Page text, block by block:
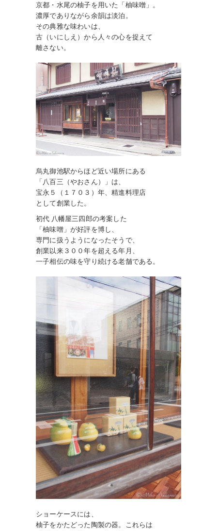
京都・水尾の柚子を用いた「柚味噌」。
濃厚でありながら余韻は淡泊。
その典雅な味わいは、
古（いにしえ）から人々の心を捉えて
離さない。
烏丸御池駅からほど近い場所にある
「八百三（やおさん）」は、
宝永５（１７０３）年、精進料理店
として創業した。
初代 八幡屋三四郎の考案した
「柚味噌」が好評を博し、
専門に扱うようになったそうで、
創業以来３００年を超える年月、
一子相伝の味を守り続ける老舗である。
ショーケースには、
柚子をかたどった陶製の器。これらは